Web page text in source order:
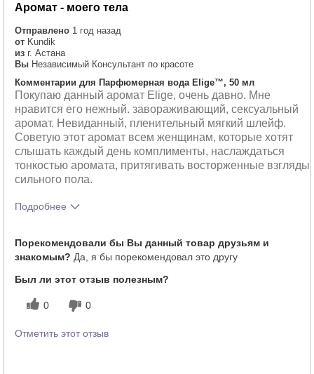
Аромат - моего тела
Отправлено 1 год назад
от Kundik
из г. Астана
Вы Независимый Консультант по красоте
Комментарии для Парфюмерная вода Elige™, 50 мл
Покупаю данный аромат Elige, очень давно. Мне
нравится его нежный. завораживающий, сексуальный
аромат. Невиданный, пленительный мягкий шлейф.
Советую этот аромат всем женщинам, которые хотят
слышать каждый день комплименты, наслаждаться
тонкостью аромата, притягивать восторженные взгляды
сильного пола.
Подробнее
впечатления от аромата?
Насколько вам понравился аромат?
Порекомендовали бы Вы данный товар друзьям и
знакомым? Да, я бы порекомендовал это другу
Был ли этот отзыв полезным?
0 0
Отметить этот отзыв